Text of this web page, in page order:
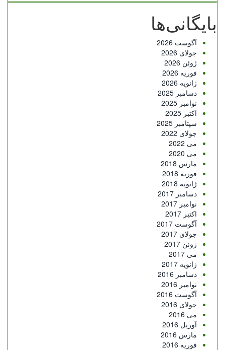
بایگانی‌ها
آگوست 2026
جولای 2026
ژوئن 2026
فوریه 2026
ژانویه 2026
دسامبر 2025
نوامبر 2025
اکتبر 2025
سپتامبر 2025
جولای 2022
می 2022
می 2020
مارس 2018
فوریه 2018
ژانویه 2018
دسامبر 2017
نوامبر 2017
اکتبر 2017
آگوست 2017
جولای 2017
ژوئن 2017
می 2017
ژانویه 2017
دسامبر 2016
نوامبر 2016
آگوست 2016
جولای 2016
می 2016
آوریل 2016
مارس 2016
فوریه 2016